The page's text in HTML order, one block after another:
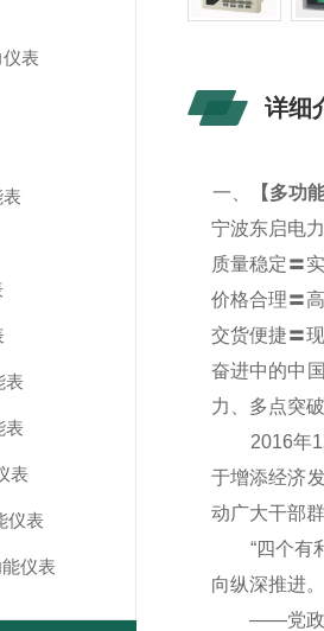
表
表
表
表
仪表
仪表
详细
一、 【多功
宁波东启电
质量稳定〓
价格合理〓
交货便捷〓
奋进中的中
力、多点突
2016年
于增添经济
动广大干部
“四个有利
向纵深推进。
——党政主